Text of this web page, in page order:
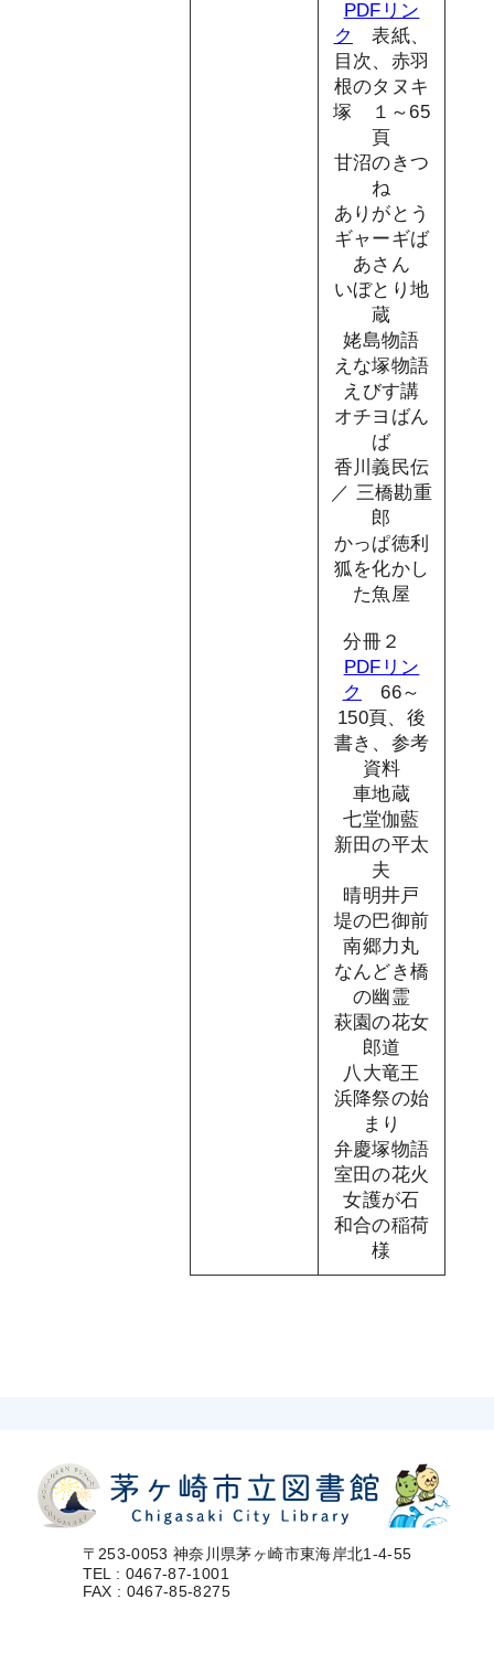
PDFリン
ク
表紙、
目次、赤羽
根のタヌキ
塚 １～65
頁
甘沼のきつ
ね
ありがとう
ギャーギば
あさん
いぼとり地
蔵
姥島物語
えな塚物語
えびす講
オチヨばん
ば
香川義民伝
／ 三橋勘重
郎
かっぱ徳利
狐を化かし
た魚屋
分冊２
PDFリン
ク
66～
150頁、後
書き、参考
資料
車地蔵
七堂伽藍
新田の平太
夫
晴明井戸
堤の巴御前
南郷力丸
なんどき橋
の幽霊
萩園の花女
郎道
八大竜王
浜降祭の始
まり
弁慶塚物語
室田の花火
女護が石
和合の稲荷
様
〒253-0053 神奈川県茅ヶ崎市東海岸北1-4-55
TEL : 0467-87-1001
FAX : 0467-85-8275